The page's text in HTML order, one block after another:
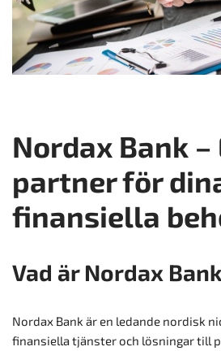
Nordax Bank
partner för
finansiella
Vad är Nordax
Nordax Bank är en ledande nordisk
finansiella tjänster och lösningar till